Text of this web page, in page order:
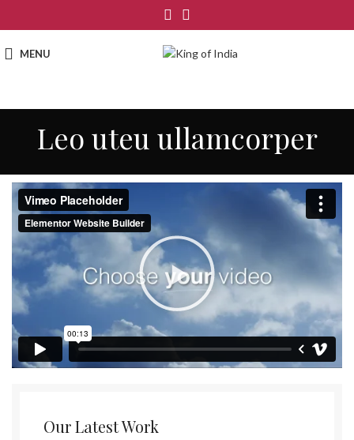
MENU
Leo uteu ullamcorper
Our Latest Work